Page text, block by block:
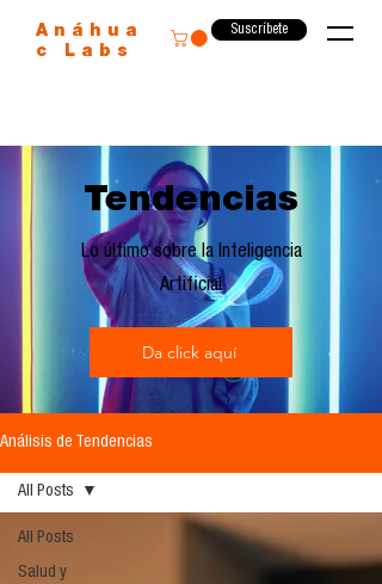
Anáhua
c Labs
Suscríbete
Tendencias
Lo último sobre la Inteligencia
Artificial
Da click aquí
Análisis de Tendencias
All Posts
Salud y
All Posts